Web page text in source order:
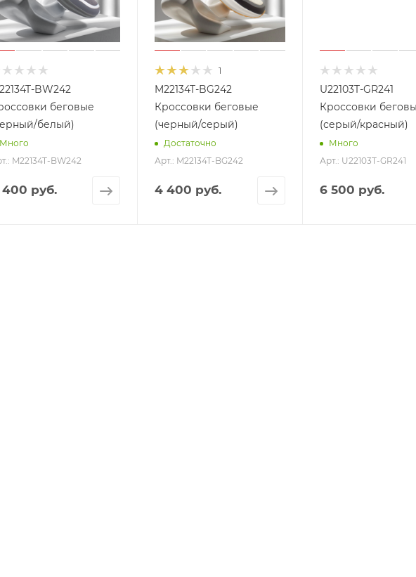
BW242
беговые
белый)
Много
M22134T-BW242
руб.
1
M22134T-BG242
Кроссовки беговые
(черный/серый)
Достаточно
Арт.: M22134T-BG242
4 400 руб.
U22103T-GR241
Кроссовки
(серый/красный)
Много
Арт.: U22103T-GR241
6 500 руб.